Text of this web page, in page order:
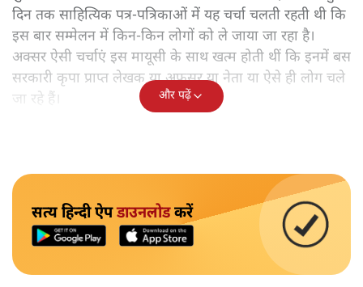
दिन तक साहित्यिक पत्र-पत्रिकाओं में यह चर्चा चलती रहती थी कि
इस बार सम्मेलन में किन-किन लोगों को ले जाया जा रहा है।
अक्सर ऐसी चर्चाएं इस मायूसी के साथ खत्म होती थीं कि इनमें बस
सरकारी कृपा प्राप्त लेखक या अफसर या नेता या ऐसे ही लोग चले
जा रहे हैं।
और पढ़ें
सत्य हिन्दी ऐपडाउनलोडकरें